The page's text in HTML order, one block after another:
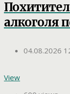
алкоголя
04.08.2026
View